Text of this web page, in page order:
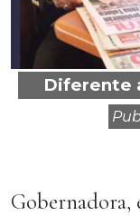
Diferente
Gobernadora,